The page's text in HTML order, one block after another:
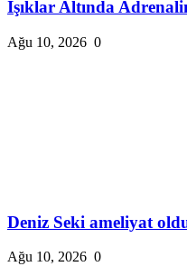
Işıklar Altında
Ağu 10, 2026 0
Deniz Seki ameliyat
Ağu 10, 2026 0